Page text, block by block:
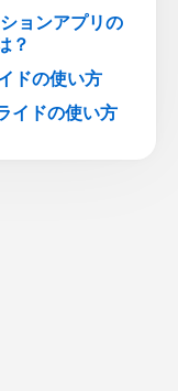
ョンアプリの
？
ドの使い方
イドの使い方